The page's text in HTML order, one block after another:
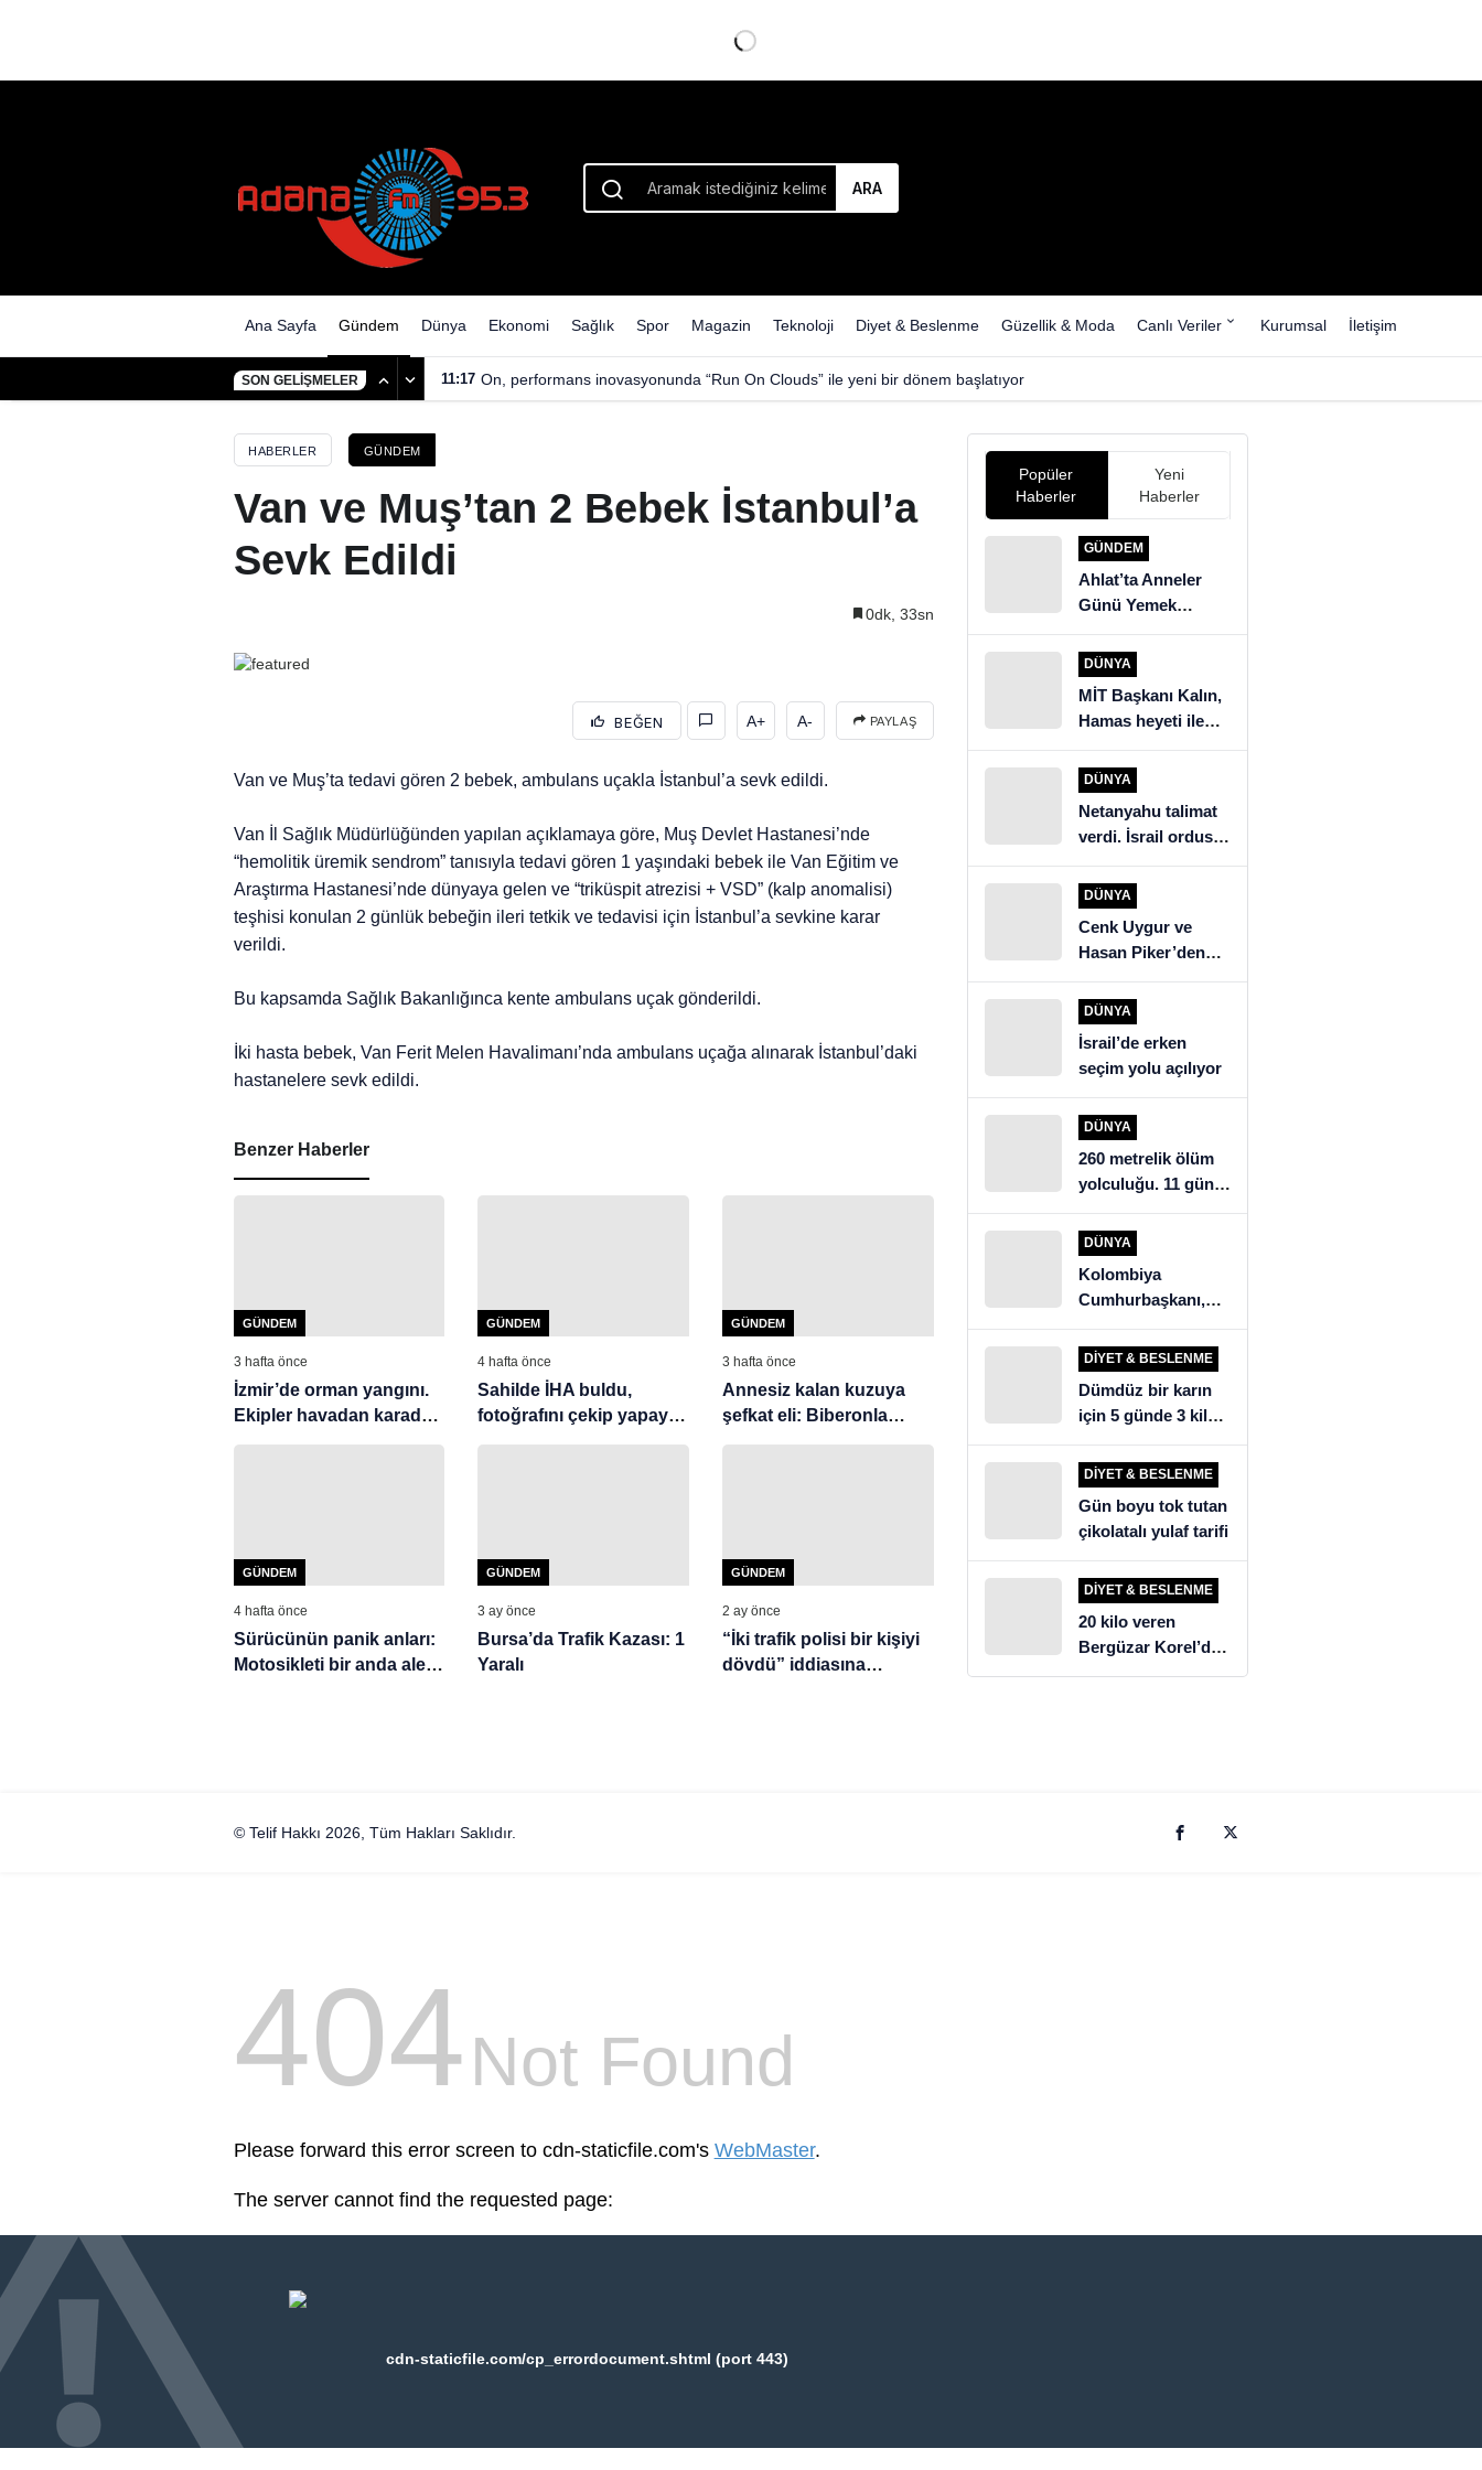
ARA
Ana Sayfa Gündem Dünya Ekonomi Sağlık Spor Magazin Teknoloji Diyet & Beslenme Güzellik & Moda Canlı Veriler Kurumsal İletişim
SON GELIŞMELER 11:17 On, performans inovasyonunda “Run On Clouds” ile yeni bir dönem başlatıyor
HABERLER GÜNDEM
Van ve Muş’tan 2 Bebek İstanbul’a
Sevk Edildi
0dk, 33sn
BEĞEN A+ A- PAYLAŞ
Van ve Muş’ta tedavi gören 2 bebek, ambulans uçakla İstanbul’a sevk edildi.
Van İl Sağlık Müdürlüğünden yapılan açıklamaya göre, Muş Devlet Hastanesi’nde
“hemolitik üremik sendrom” tanısıyla tedavi gören 1 yaşındaki bebek ile Van Eğitim ve
Araştırma Hastanesi’nde dünyaya gelen ve “triküspit atrezisi + VSD” (kalp anomalisi)
teşhisi konulan 2 günlük bebeğin ileri tetkik ve tedavisi için İstanbul’a sevkine karar
verildi.
Bu kapsamda Sağlık Bakanlığınca kente ambulans uçak gönderildi.
İki hasta bebek, Van Ferit Melen Havalimanı’nda ambulans uçağa alınarak İstanbul’daki
hastanelere sevk edildi.
Benzer Haberler
GÜNDEM
3 hafta önce
İzmir’de orman yangını.
Ekipler havadan karadan
müdahale ediyor
GÜNDEM
4 hafta önce
Sahilde İHA buldu,
fotoğrafını çekip yapay
zekaya sordu: “Üzerinde
GÜNDEM
3 hafta önce
Annesiz kalan kuzuya
şefkat eli: Biberonla
büyütüyor
GÜNDEM
4 hafta önce
Sürücünün panik anları:
Motosikleti bir anda alev
GÜNDEM
3 ay önce
Bursa’da Trafik Kazası: 1
Yaralı
GÜNDEM
2 ay önce
“İki trafik polisi bir kişiyi
dövdü” iddiasına
Popüler
Haberler
Yeni
Haberler
GÜNDEM
Ahlat’ta Anneler
Günü Yemek
Yarışması
DÜNYA
MİT Başkanı Kalın,
Hamas heyeti ile
görüştü
DÜNYA
Netanyahu talimat
verdi. İsrail ordusu
Beyrut’un güneyine
saldırıyor
DÜNYA
Cenk Uygur ve
Hasan Piker’den
İngiltere
açıklaması: “İsrail’i
eleştirdik, ülkeye
alınmadık”
DÜNYA
İsrail’de erken
seçim yolu açılıyor
DÜNYA
260 metrelik ölüm
yolculuğu. 11 gün
mağarada kalan
köylüler kurtarma
ekiplerini şoke etti
DÜNYA
Kolombiya
Cumhurbaşkanı,
seçim sonuçlarını
tanımadığını ilan
etti
DIYET & BESLENME
Dümdüz bir karın
için 5 günde 3 kilo
verdiren detoks
tarifi!
DIYET & BESLENME
Gün boyu tok tutan
çikolatalı yulaf tarifi
DIYET & BESLENME
20 kilo veren
Bergüzar Korel’den
üzen diyet itirafı!
© Telif Hakkı 2026, Tüm Hakları Saklıdır.
404Not Found
Please forward this error screen to cdn-staticfile.com's WebMaster.
The server cannot find the requested page:
cdn-staticfile.com/cp_errordocument.shtml (port 443)